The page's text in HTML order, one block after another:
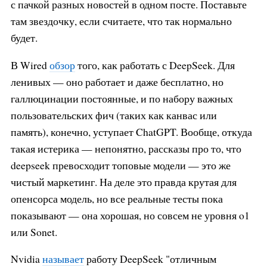
с пачкой разных новостей в одном посте. Поставьте
там звездочку, если считаете, что так нормально
будет.
В Wiredобзортого, как работать с DeepSeek. Для
ленивых — оно работает и даже бесплатно, но
галлюцинации постоянные, и по набору важных
пользовательских фич (таких как канвас или
память), конечно, уступает ChatGPT. Вообще, откуда
такая истерика — непонятно, рассказы про то, что
deepseek превосходит топовые модели — это же
чистый маркетинг. На деле это правда крутая для
опенсорса модель, но все реальные тесты пока
показывают — она хорошая, но совсем не уровня o1
или Sonet.
Nvidiaназываетработу DeepSeek "отличным